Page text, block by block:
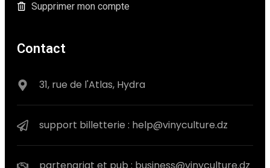
Supprimer mon compte
Contact
31, rue de l'Atlas, Hydra
support billetterie : help@vinyculture.dz